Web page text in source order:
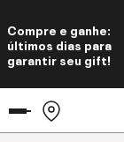
Compre e ganhe:
últimos dias para
garantir seu gift!